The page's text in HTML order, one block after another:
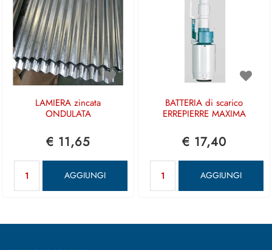
LAMIERA zincata
ONDULATA
€ 11,65
AGGIUNGI
BATTERIA di scarico
ERREPIERRE MAXIMA
€ 17,40
AGGIUNGI